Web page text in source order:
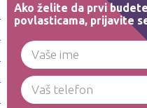
Ako želite da prvi
povlasticama, prijavite